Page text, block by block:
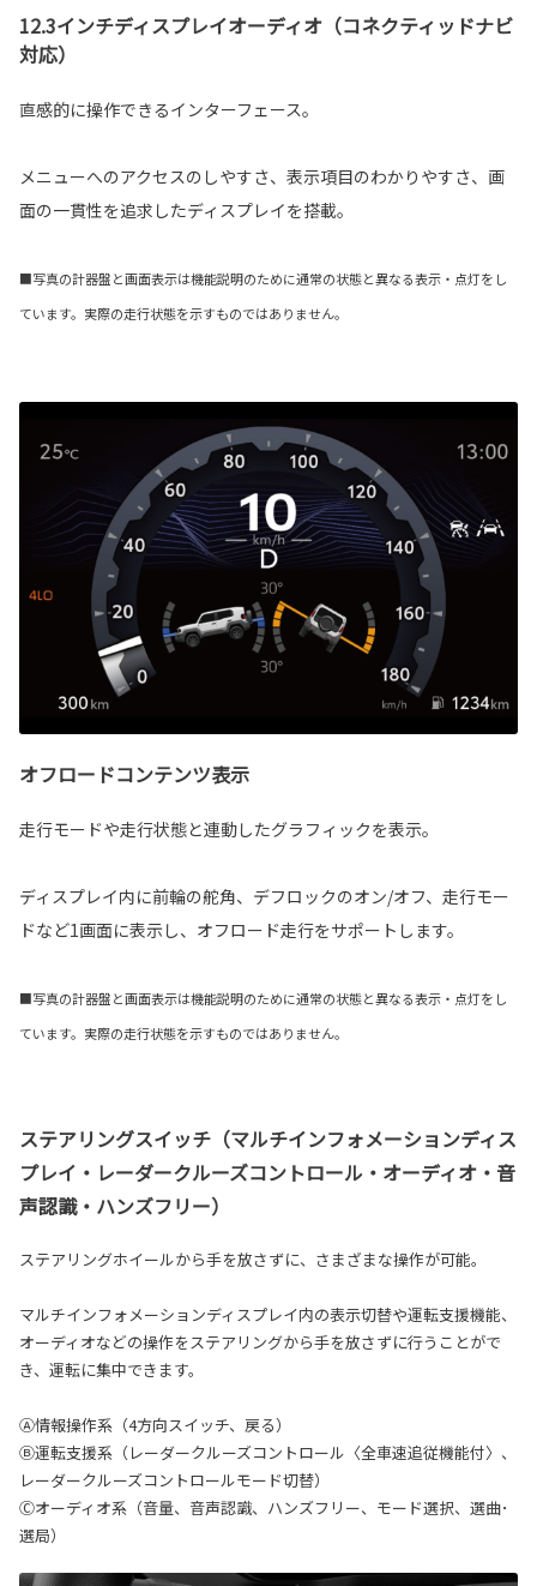
12.3インチディスプレイオーディオ（コネクティッドナビ
対応）
直感的に操作できるインターフェース。
メニューへのアクセスのしやすさ、表示項目のわかりやすさ、画
面の一貫性を追求したディスプレイを搭載。
■写真の計器盤と画面表示は機能説明のために通常の状態と異なる表示・点灯をし
ています。実際の走行状態を示すものではありません。
オフロードコンテンツ表示
走行モードや走行状態と連動したグラフィックを表示。
ディスプレイ内に前輪の舵角、デフロックのオン/オフ、走行モー
ドなど1画面に表示し、オフロード走行をサポートします。
■写真の計器盤と画面表示は機能説明のために通常の状態と異なる表示・点灯をし
ています。実際の走行状態を示すものではありません。
ステアリングスイッチ（マルチインフォメーションディス
プレイ・レーダークルーズコントロール・オーディオ・音
声認識・ハンズフリー）
ステアリングホイールから手を放さずに、さまざまな操作が可能。
マルチインフォメーションディスプレイ内の表示切替や運転支援機能、
オーディオなどの操作をステアリングから手を放さずに行うことがで
き、運転に集中できます。
Ⓐ情報操作系（4方向スイッチ、戻る）
Ⓑ運転支援系（レーダークルーズコントロール〈全車速追従機能付〉、
レーダークルーズコントロールモード切替）
Ⓒオーディオ系（音量、音声認識、ハンズフリー、モード選択、選曲･
選局）